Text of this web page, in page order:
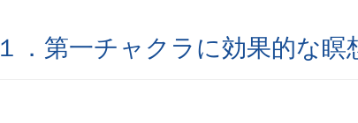
１．第一チャクラに効果的な瞑